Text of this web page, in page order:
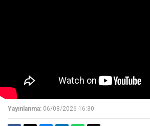
Yayınlanma: 06/08/2026 16:30